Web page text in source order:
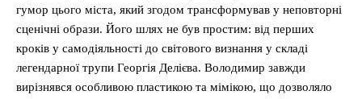
гумор цього міста, який згодом трансформував у неповторні
сценічні образи. Його шлях не був простим: від перших
кроків у самодіяльності до світового визнання у складі
легендарної трупи Георгія Делієва. Володимир завжди
вирізнявся особливою пластикою та мімікою, що дозволяло